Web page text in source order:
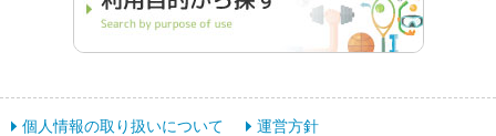
個人情報の取り扱いについて 運営方針